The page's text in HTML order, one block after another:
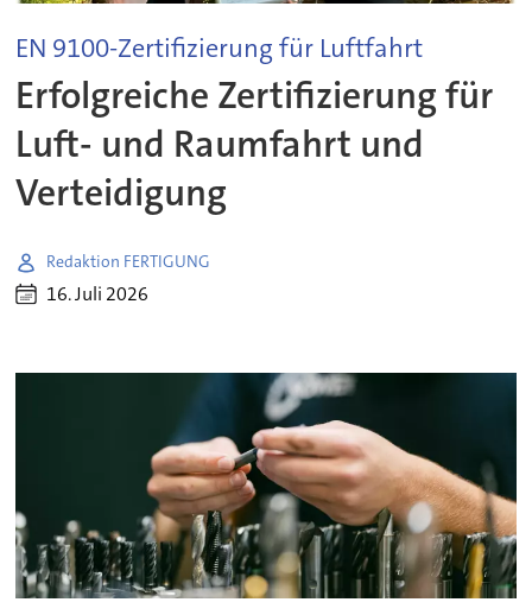
EN 9100-Zertifizierung für Luftfahrt
Erfolgreiche Zertifizierung für
Luft- und Raumfahrt und
Verteidigung
Redaktion FERTIGUNG
16. Juli 2026